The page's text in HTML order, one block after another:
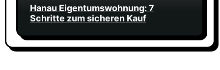
Hanau Eigentumswohnung: 7
Schritte zum sicheren Kauf